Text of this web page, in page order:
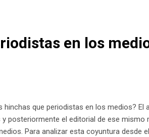
en los
que periodistas en los medios? El
posteriormente el editorial de ese mismo
Para analizar esta coyuntura desde